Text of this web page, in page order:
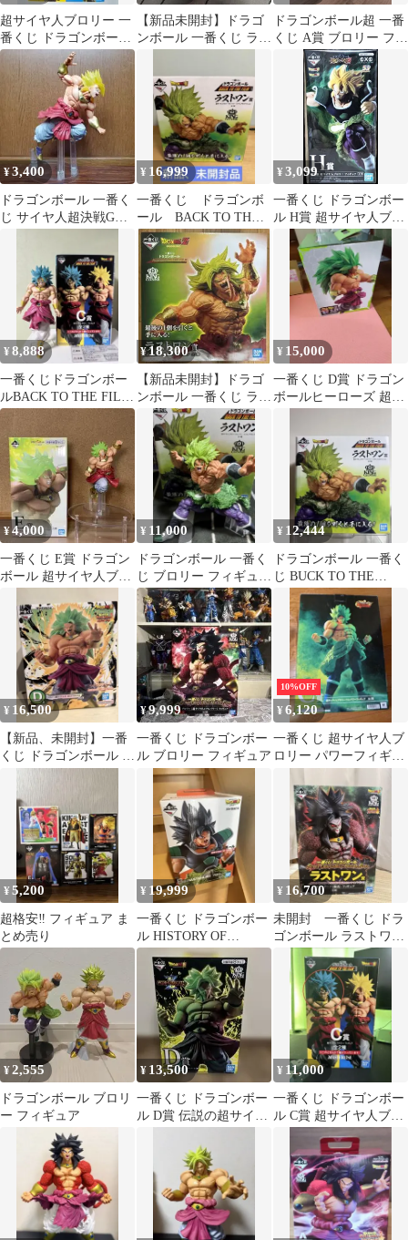
超サイヤ人ブロリー 一
番くじ ドラゴンボール
BACK TO THE FILM
MASTERLISE C賞 フィ
ギュア(各種)
【新品未開封】ドラゴ
ンボール 一番くじ ラス
ドラゴンボール超 一番
くじ A賞 ブロリー フィ
ギュア
¥3,400
ドラゴンボール 一番く
じ サイヤ人超決戦G賞
¥ 16,999
一番くじ ドラゴンボ
ール BACK TO THE
FILM ラストワン賞
¥3,099
一番くじ ドラゴンボー
ル H賞 超サイヤ人ブロ
リー フィギュア
¥8,888
一番くじドラゴンボー
ルBACK TO THE FILM
C賞 ブロリー青髪
¥18,300
【新品未開封】ドラゴ
ンボール 一番くじ ラス
トワン賞 伝説の超サイ
ヤ人 ブロリー
¥ 15,000
一番くじ D賞 ドラゴン
ボールヒーローズ 超サ
¥4,000
一番くじ E賞 ドラゴン
ボール 超サイヤ人ブロ
¥ 11,000
ドラゴンボール 一番く
じ ブロリー フィギュア
ラストワン
¥ 12,444
ドラゴンボール 一番く
じ BUCK TO THE
FILM ブロリー ラスト
ワン
¥ 16,500
【新品、未開封】一番
くじ ドラゴンボール D
¥9,999
一番くじ ドラゴンボー
ル ブロリー フィギュア
10%OFF
¥6,120
一番くじ 超サイヤ人ブ
ロリー パワーフィギュ
¥5,200
超格安‼️ フィギュア ま
とめ売り
¥ 19,999
一番くじ ドラゴンボー
ル HISTORY OF
RIVALS B賞 ブロリー
¥ 16,700
未開封 一番くじ ドラ
ゴンボール ラストワン
賞 ブロリーダーク フィ
ギュア
¥2,555
ドラゴンボール ブロリ
ー フィギュア
¥ 13,500
一番くじ ドラゴンボー
ル D賞 伝説の超サイヤ
¥ 11,000
一番くじ ドラゴンボー
ル C賞 超サイヤ人ブロ